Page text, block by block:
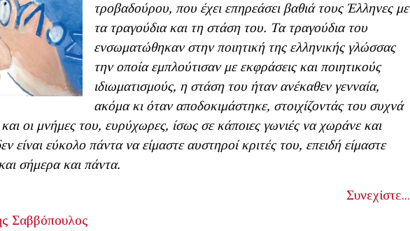
τροβαδούρου, που έχει επηρεάσει βαθιά τους Έλληνες με
τα τραγούδια και τη στάση του. Τα τραγούδια του
ενσωματώθηκαν στην ποιητική της ελληνικής γλώσσας
την οποία εμπλούτισαν με εκφράσεις και ποιητικούς
ιδιωματισμούς, η στάση του ήταν ανέκαθεν γενναία,
ακόμα κι όταν αποδοκιμάστηκε, στοιχίζοντάς του συχνά
οι μνήμες του, ευρύχωρες, ίσως σε κάποιες γωνιές να χωράνε και
είναι εύκολο πάντα να είμαστε αυστηροί κριτές του, επειδή είμαστε
σήμερα και πάντα.
Συνεχίστε...
Σαββόπουλος